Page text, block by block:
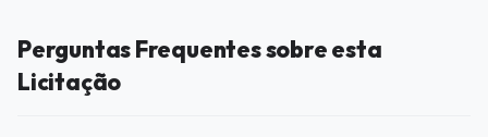
Perguntas Frequentes sobre esta
Licitação